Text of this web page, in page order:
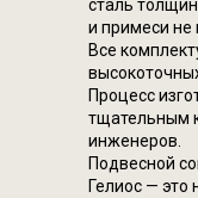
сталь
и примеси не
Все
Процесс
тщательным
инженеров.
Подвесной
Гелиос — это